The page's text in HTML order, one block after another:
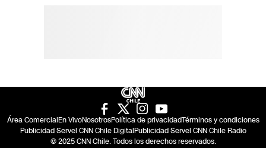
Área ComercialEn VivoNosotrosPolítica de privacidadTérminos y condiciones
Publicidad Servel CNN Chile DigitalPublicidad Servel CNN Chile Radio
© 2025 CNN Chile. Todos los derechos reservados.